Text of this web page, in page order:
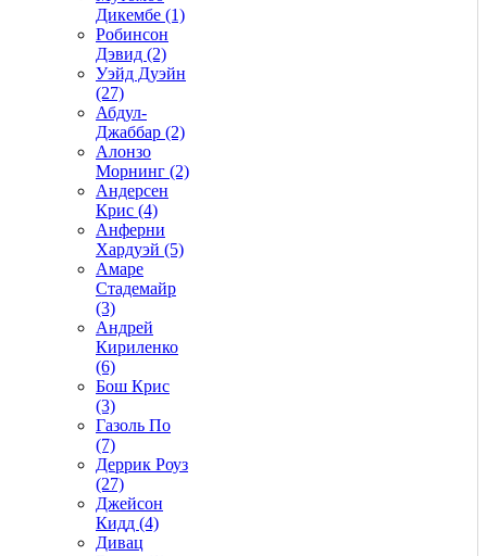
Дикембе (1)
Робинсон
Дэвид (2)
Уэйд Дуэйн
(27)
Абдул-
Джаббар (2)
Алонзо
Морнинг (2)
Андерсен
Крис (4)
Анферни
Xардуэй (5)
Амаре
Стадемайр
(3)
Андрей
Кириленко
(6)
Бош Крис
(3)
Газоль По
(7)
Деррик Роуз
(27)
Джейсон
Кидд (4)
Дивац